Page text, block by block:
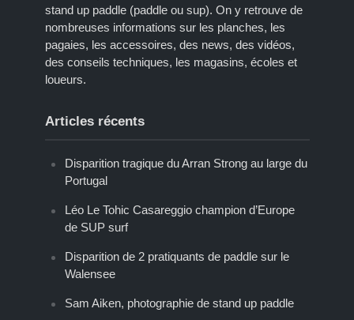
stand up paddle (paddle ou sup). On y retrouve de
nombreuses informations sur les planches, les
pagaies, les accessoires, des news, des vidéos,
des conseils techniques, les magasins, écoles et
loueurs.
Articles récents
Disparition tragique du Arran Strong au large du
Portugal
Léo Le Tohic Casareggio champion d’Europe
de SUP surf
Disparition de 2 pratiquants de paddle sur le
Walensee
Sam Aiken, photographie de stand up paddle